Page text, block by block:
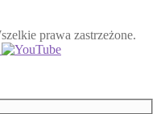
prawa zastrzeżone.